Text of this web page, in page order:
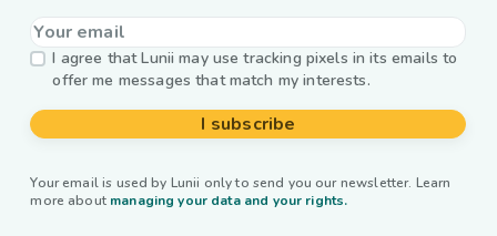
I agree that Lunii may use tracking pixels in its emails to
offer me messages that match my interests.
I subscribe
Your email is used by Lunii only to send you our newsletter. Learn
more about managing your data and your rights.